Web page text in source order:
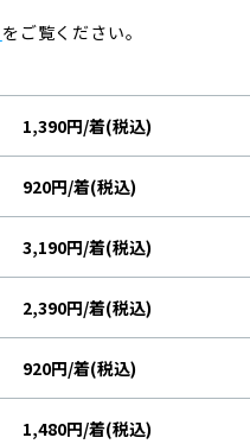
をご覧ください。
1,390円/着(税込)
920円/着(税込)
3,190円/着(税込)
2,390円/着(税込)
920円/着(税込)
1,480円/着(税込)